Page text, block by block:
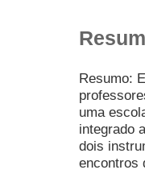
Resumo:
uma
integrado
dois
encontros